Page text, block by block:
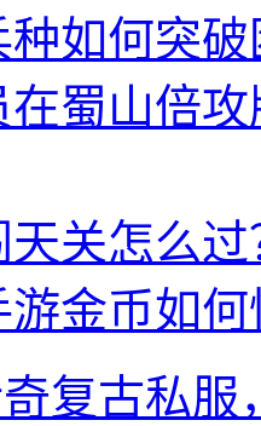
如何突
在蜀山倍
天关怎么
游金币如
复古私